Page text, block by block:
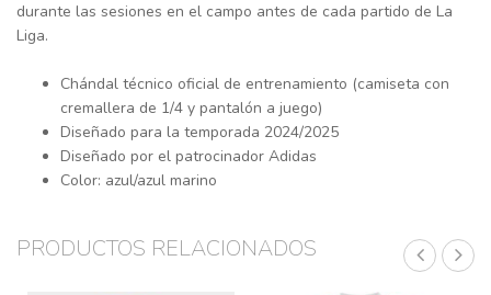
durante las sesiones en el campo antes de cada partido de La
Liga.
Chándal técnico oficial de entrenamiento (camiseta con
cremallera de 1/4 y pantalón a juego)
Diseñado para la temporada 2024/2025
Diseñado por el patrocinador Adidas
Color: azul/azul marino
PRODUCTOS RELACIONADOS